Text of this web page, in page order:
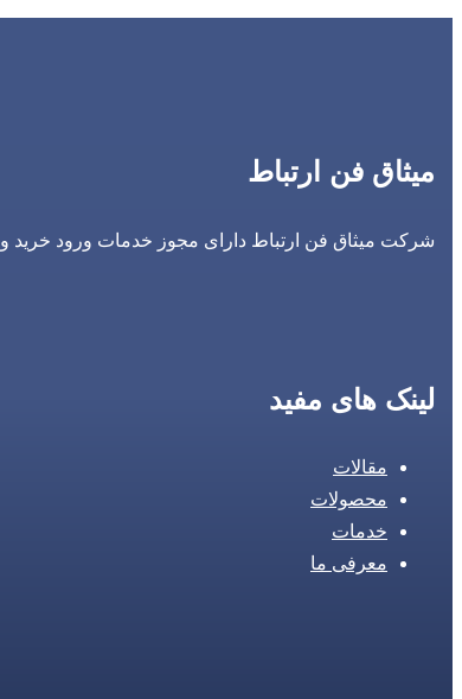
میثاق فن ارتباط
شرکت میثاق فن ارتباط دارای مجوز خدمات ورود خرید
لینک های مفید
مقالات
محصولات
خدمات
معرفی ما